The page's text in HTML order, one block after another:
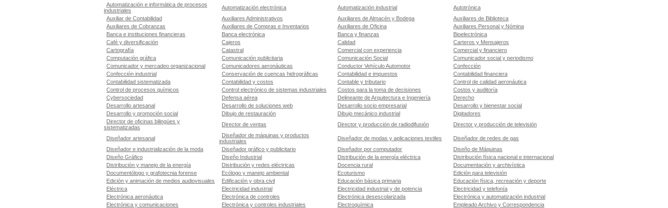
Automatización e informática de procesos
industriales
Automatización electrónica Automatización industrial
Autotrónica
Auxiliar de Contabilidad
Auxiliares Administrativos Auxiliares de Almacén y Bodega
Auxiliares de Biblioteca
Auxiliares de Cobranzas
Auxiliares de Compras e Inventarios Auxiliares de Oficina
Auxiliares Personal y Nómina
Banca e instituciones financieras
Banca electrónica Banca y finanzas
Bioelectrónica
Café y diversificación
Cajeros Calidad
Carteros y Mensajeros
Cartografía
Catastral Comercial con experiencia
Comercial y financiero
Computación gráfica
Comunicación publicitaria Comunicación Social
Comunicador social y periodismo
Comunicador y mercadeo organizacional
Comunicadores aeronáuticas Conductor Vehículo Automotor
Confección
Confección industrial
Conservación de cuencas hidrográficas Contabilidad e impuestos
Contabilidad financiera
Contabilidad sistematizada
Contabilidad y costos Contable y tributario
Control de calidad aeronáutica
Control de procesos químicos
Control electrónico de sistemas industriales Costos para la toma de decisiones
Costos y auditoría
Cybersociedad
Defensa aérea Delineante de Arquitectura e Ingeniería
Derecho
Desarrollo artesanal
Desarrollo de soluciones web Desarrollo socio empresarial
Desarrollo y bienestar social
Desarrollo y promoción social
Dibujo de restauración Dibujo mecánico industrial
Digitadores
Director de oficinas bilingües y
sistematizadas
Director de ventas Director y producción de radiodifusión Director y producción de televisión
Diseñador artesanal
Diseñador de máquinas y productos
industriales
Diseñador de modas y aplicaciones textiles
Diseñador de redes de gas
Diseñador e industrialización de la moda
Diseñador gráfico y publicitario Diseñador por computador
Diseño de Máquinas
Diseño Gráfico
Diseño Industrial Distribución de la energía eléctrica
Distribución física nacional e internacional
Distribución y manejo de la energía
Distribución y redes eléctricas Docencia rural
Documentación y archivística
Documentólogo y grafotecnia forense
Ecólogo y manejo ambiental Ecoturismo
Edición para televisión
Edición y animación de medios audiovisuales
Edificación y obra civil Educación básica primaria
Educación física, recreación y deporte
Eléctrica
Electricidad industrial Electricidad industrial y de potencia
Electricidad y telefonía
Electrónica aeronáutica
Electrónica de controles Electrónica desescolarizada
Electrónica y automatización industrial
Electrónica y comunicaciones
Electrónica y controles industriales Electroquímica
Empleado Archivo y Correspondencia